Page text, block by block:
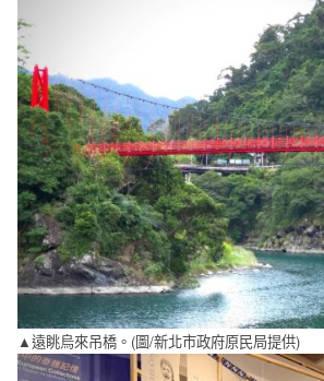
▲遠眺烏來吊橋。(圖/新北市政府原民局提供)